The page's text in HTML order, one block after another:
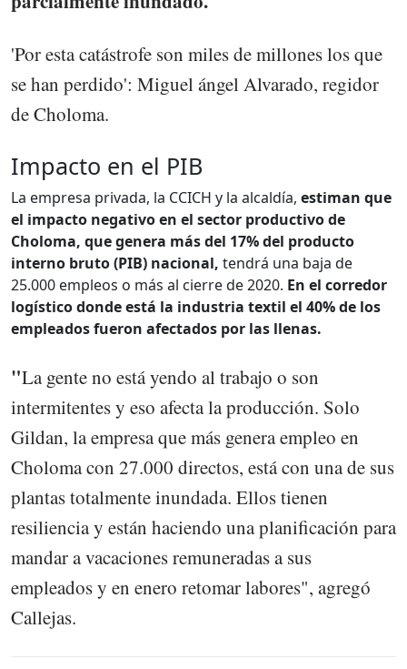
'Por esta catástrofe son miles de millones los que
se han perdido': Miguel ángel Alvarado, regidor
de Choloma.
Impacto en el PIB
La empresa privada, la CCICH y la alcaldía, estiman que
el impacto negativo en el sector productivo de
Choloma, que genera más del 17% del producto
interno bruto (PIB) nacional, tendrá una baja de
25.000 empleos o más al cierre de 2020. En el corredor
logístico donde está la industria textil el 40% de los
empleados fueron afectados por las llenas.
"La gente no está yendo al trabajo o son
intermitentes y eso afecta la producción. Solo
Gildan, la empresa que más genera empleo en
Choloma con 27.000 directos, está con una de sus
plantas totalmente inundada. Ellos tienen
resiliencia y están haciendo una planificación para
mandar a vacaciones remuneradas a sus
empleados y en enero retomar labores", agregó
Callejas.